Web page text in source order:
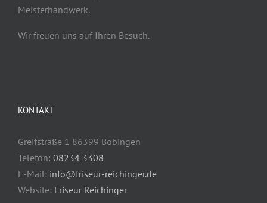
Meisterhandwerk.
Wir freuen uns auf Ihren Besuch.
KONTAKT
Greifstraße 1 86399 Bobingen
Telefon: 08234 3308
E-Mail: info@friseur-reichinger.de
Website: Friseur Reichinger